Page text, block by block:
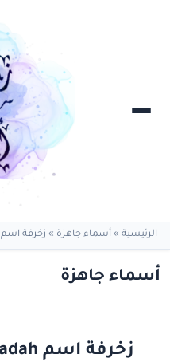
الرئيسية » أسماء جاهزة » زخرفة اسم aradah
أسماء جاهزة